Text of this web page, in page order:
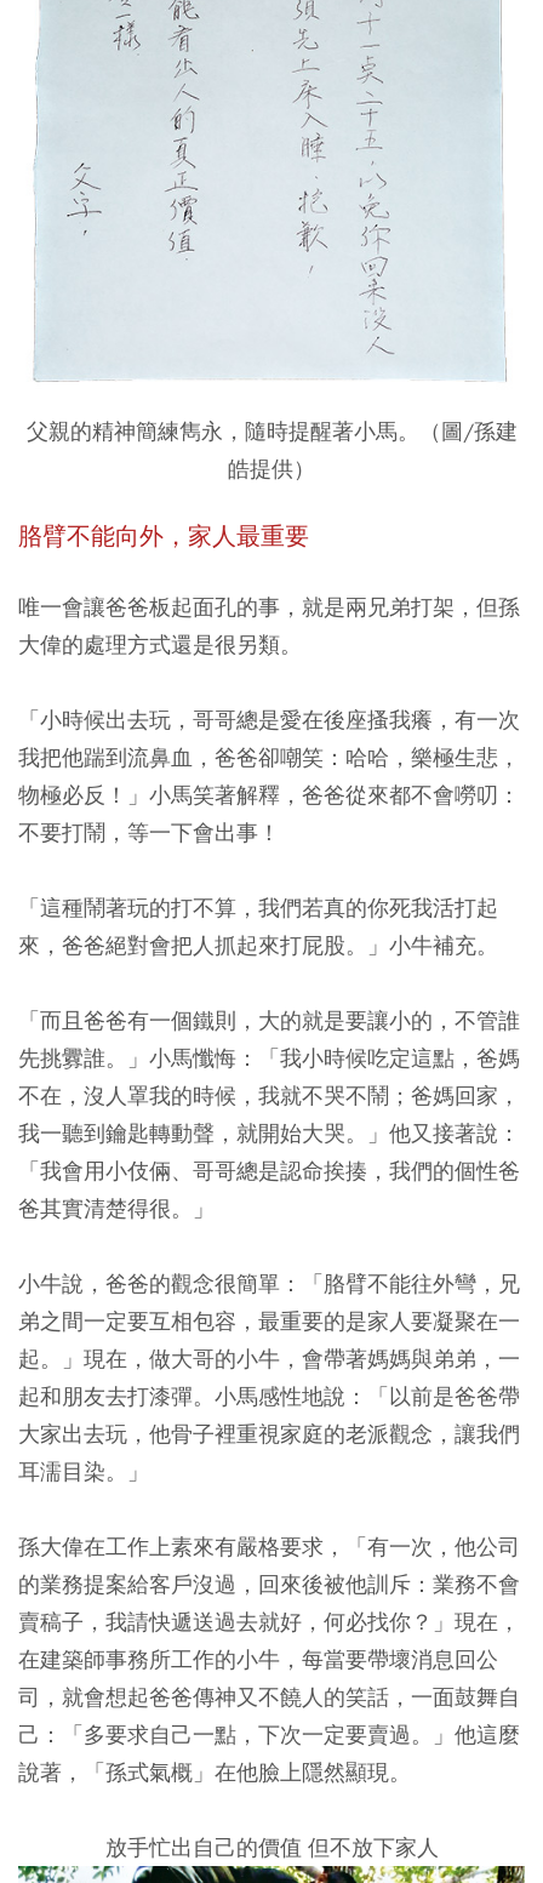
父親的精神簡練雋永，隨時提醒著小馬。（圖/孫建
皓提供）
胳臂不能向外，家人最重要
唯一會讓爸爸板起面孔的事，就是兩兄弟打架，但孫
大偉的處理方式還是很另類。
「小時候出去玩，哥哥總是愛在後座搔我癢，有一次
我把他踹到流鼻血，爸爸卻嘲笑：哈哈，樂極生悲，
物極必反！」小馬笑著解釋，爸爸從來都不會嘮叨：
不要打鬧，等一下會出事！
「這種鬧著玩的打不算，我們若真的你死我活打起
來，爸爸絕對會把人抓起來打屁股。」小牛補充。
「而且爸爸有一個鐵則，大的就是要讓小的，不管誰
先挑釁誰。」小馬懺悔：「我小時候吃定這點，爸媽
不在，沒人罩我的時候，我就不哭不鬧；爸媽回家，
我一聽到鑰匙轉動聲，就開始大哭。」他又接著說：
「我會用小伎倆、哥哥總是認命挨揍，我們的個性爸
爸其實清楚得很。」
小牛說，爸爸的觀念很簡單：「胳臂不能往外彎，兄
弟之間一定要互相包容，最重要的是家人要凝聚在一
起。」現在，做大哥的小牛，會帶著媽媽與弟弟，一
起和朋友去打漆彈。小馬感性地說：「以前是爸爸帶
大家出去玩，他骨子裡重視家庭的老派觀念，讓我們
耳濡目染。」
孫大偉在工作上素來有嚴格要求，「有一次，他公司
的業務提案給客戶沒過，回來後被他訓斥：業務不會
賣稿子，我請快遞送過去就好，何必找你？」現在，
在建築師事務所工作的小牛，每當要帶壞消息回公
司，就會想起爸爸傳神又不饒人的笑話，一面鼓舞自
己：「多要求自己一點，下次一定要賣過。」他這麼
說著，「孫式氣概」在他臉上隱然顯現。
放手忙出自己的價值 但不放下家人